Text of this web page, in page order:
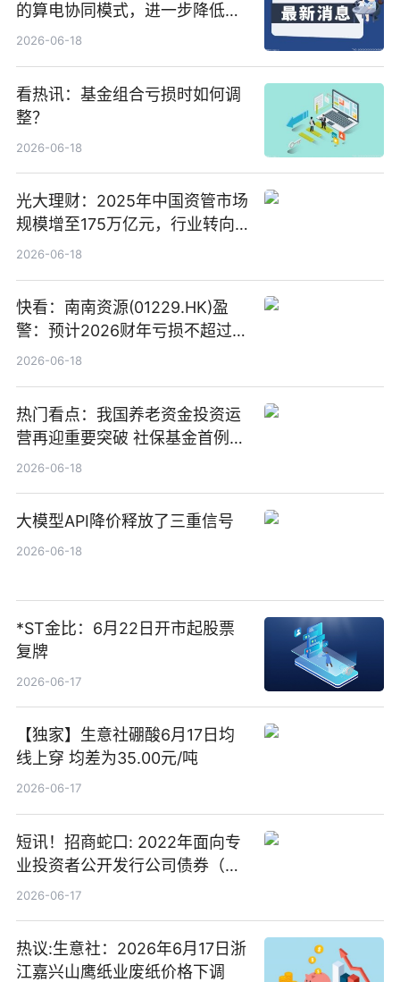
的算电协同模式，进一步降低网
络传输时延_最资讯
2026-06-18
看热讯：基金组合亏损时如何调
整？
2026-06-18
光大理财：2025年中国资管市场
规模增至175万亿元，行业转向
“量质并重”
2026-06-18
快看：南南资源(01229.HK)盈
警：预计2026财年亏损不超过
1000万港元
2026-06-18
热门看点：我国养老资金投资运
营再迎重要突破 社保基金首例期
货账户完成开立
2026-06-18
大模型API降价释放了三重信号
2026-06-18
*ST金比：6月22日开市起股票
复牌
2026-06-17
【独家】生意社硼酸6月17日均
线上穿 均差为35.00元/吨
2026-06-17
短讯！招商蛇口: 2022年面向专
业投资者公开发行公司债券（第
二期）（品种二）2026年付息公
2026-06-17
热议:生意社：2026年6月17日浙
江嘉兴山鹰纸业废纸价格下调